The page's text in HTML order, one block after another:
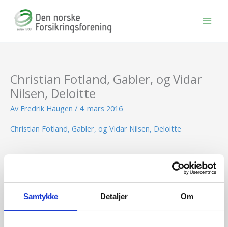
Samtykke Detaljer Om
Christian Fotland, Gabler, og Vidar
Nilsen, Deloitte
Av Fredrik Haugen / 4. mars 2016
Christian Fotland, Gabler, og Vidar Nilsen, Deloitte
BLI MEDLEM